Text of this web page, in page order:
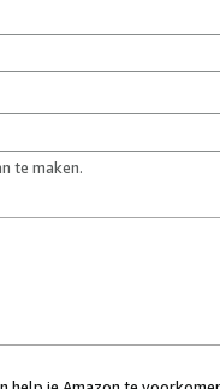
te maken.